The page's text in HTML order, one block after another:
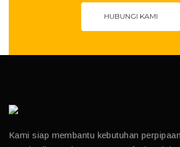
HUBUNGI KAMI
Kami siap membantu kebutuhan